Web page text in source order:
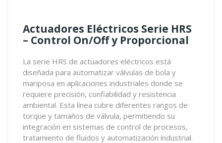
Actuadores Eléctricos Serie HRS
– Control On/Off y Proporcional
La serie HRS de actuadores eléctricos está
diseñada para automatizar válvulas de bola y
mariposa en aplicaciones industriales donde se
requiere precisión, confiabilidad y resistencia
ambiental. Esta línea cubre diferentes rangos de
torque y tamaños de válvula, permitiendo su
integración en sistemas de control de procesos,
tratamiento de fluidos y automatización industrial.